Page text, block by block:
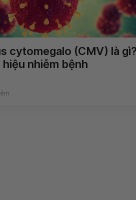
cytomegalo (CMV) là gì?
hiệu nhiễm bệnh